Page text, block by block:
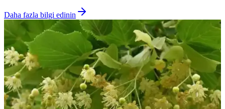
Daha fazla bilgi edinin